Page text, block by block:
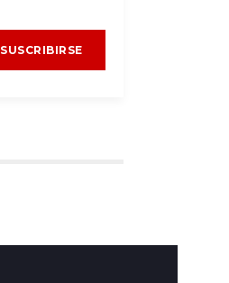
#Especiales
Sicarios desangran las
calles ante un estado
SUSCRIBIRSE